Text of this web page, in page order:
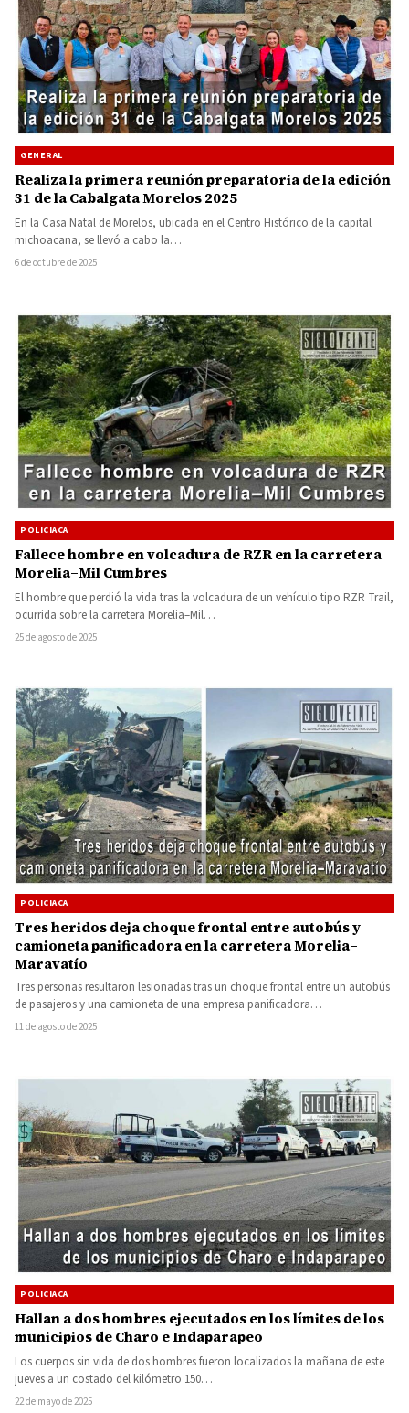
GENERAL
Realiza la primera reunión preparatoria de la edición
31 de la Cabalgata Morelos 2025
En la Casa Natal de Morelos, ubicada en el Centro Histórico de la capital
michoacana, se llevó a cabo la…
6 de octubre de 2025
POLICIACA
Fallece hombre en volcadura de RZR en la carretera
Morelia–Mil Cumbres
El hombre que perdió la vida tras la volcadura de un vehículo tipo RZR Trail,
ocurrida sobre la carretera Morelia–Mil…
25 de agosto de 2025
POLICIACA
Tres heridos deja choque frontal entre autobús y
camioneta panificadora en la carretera Morelia–
Maravatío
Tres personas resultaron lesionadas tras un choque frontal entre un autobús
de pasajeros y una camioneta de una empresa panificadora…
11 de agosto de 2025
POLICIACA
Hallan a dos hombres ejecutados en los límites de los
municipios de Charo e Indaparapeo
Los cuerpos sin vida de dos hombres fueron localizados la mañana de este
jueves a un costado del kilómetro 150…
22 de mayo de 2025